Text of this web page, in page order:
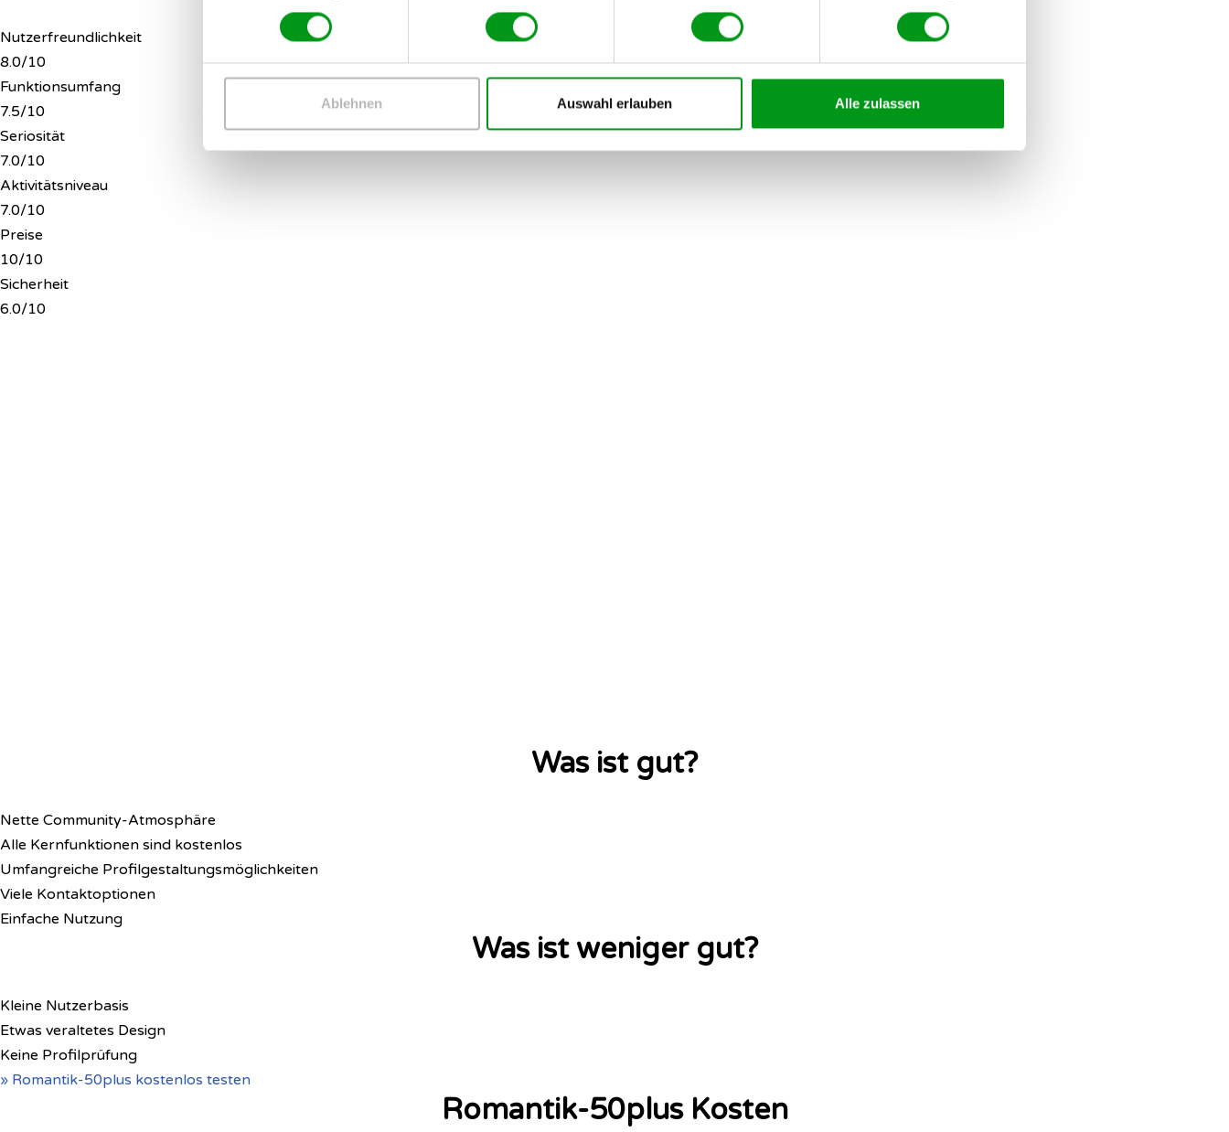
Ablehnen Auswahl erlauben Alle zulassen
Nutzerfreundlichkeit
8.0/10
Funktionsumfang
7.5/10
Seriosität
7.0/10
Aktivitätsniveau
7.0/10
Preise
10/10
Sicherheit
6.0/10
Was ist gut?
Nette Community-Atmosphäre
Alle Kernfunktionen sind kostenlos
Umfangreiche Profilgestaltungsmöglichkeiten
Viele Kontaktoptionen
Einfache Nutzung
Was ist weniger gut?
Kleine Nutzerbasis
Etwas veraltetes Design
Keine Profilprüfung
» Romantik-50plus kostenlos testen
Romantik-50plus Kosten